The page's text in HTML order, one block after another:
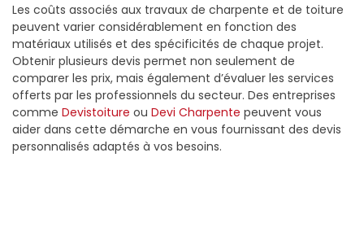
Les coûts associés aux travaux de charpente et de toiture
peuvent varier considérablement en fonction des
matériaux utilisés et des spécificités de chaque projet.
Obtenir plusieurs devis permet non seulement de
comparer les prix, mais également d’évaluer les services
offerts par les professionnels du secteur. Des entreprises
comme Devistoiture ou Devi Charpente peuvent vous
aider dans cette démarche en vous fournissant des devis
personnalisés adaptés à vos besoins.